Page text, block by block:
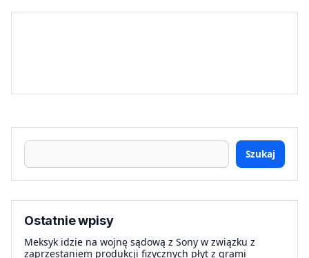
Szukaj
Ostatnie wpisy
Meksyk idzie na wojnę sądową z Sony w związku z
zaprzestaniem produkcji fizycznych płyt z grami